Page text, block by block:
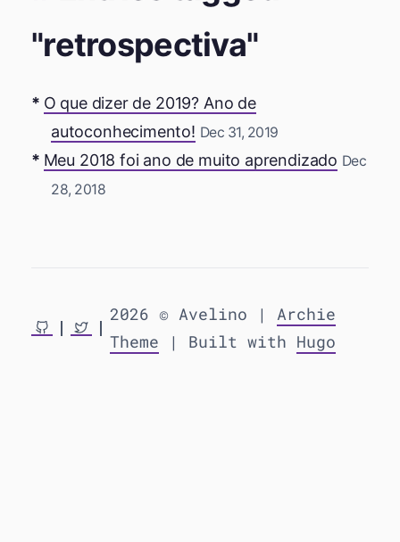
"retrospectiva"
O que dizer de 2019? Ano de
autoconhecimento! Dec 31, 2019
Meu 2018 foi ano de muito aprendizado Dec
28, 2018
2026 © Avelino | Archie
Theme | Built with Hugo